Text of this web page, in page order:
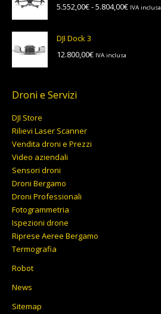
5.552,00€-5.804,00€Fascia
IVA inclusa
DJI Dock 3
12.800,00€ IVA inclusa
Droni e Servizi
DJI Store
Rilievi Laser Scanner
Vendita droni e Prezzi
Video aziendali
Sensori droni
Droni Bergamo
Droni Professionali
Fotogrammetria
Ispezioni drone
Riprese Aeree Bergamo
Termografia
Robot
News
Sitemap